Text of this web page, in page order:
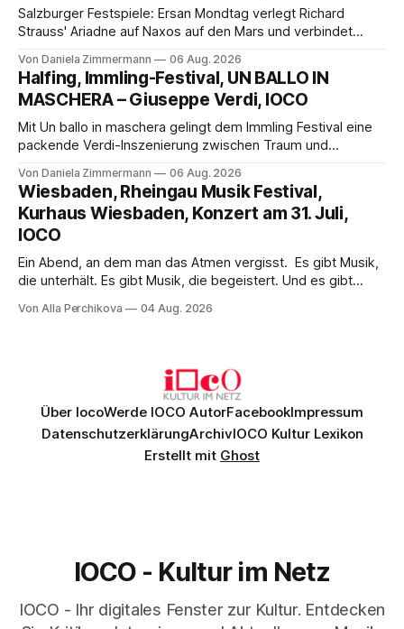
Salzburger Festspiele: Ersan Mondtag verlegt Richard
Strauss' Ariadne auf Naxos auf den Mars und verbindet
Aufführung mit starken Solisten und den Wiener
Philharmonikern, szenisch bleibt der zweite Akt jedoch
hinter den Erwartungen zurück.
Von Daniela Zimmermann 06 Aug. 2026
Halfing, Immling-Festival, UN BALLO IN
MASCHERA – Giuseppe Verdi, IOCO
Mit Un ballo in maschera gelingt dem Immling Festival eine
packende Verdi-Inszenierung zwischen Traum und
psychologische Tiefe mit starken Bildern, getragen von
einem spielfreudigen Ensemble und einer musikalisch
überzeugenden Gesamtleistung.
Von Daniela Zimmermann 06 Aug. 2026
Wiesbaden, Rheingau Musik Festival,
Kurhaus Wiesbaden, Konzert am 31. Juli,
IOCO
Ein Abend, an dem man das Atmen vergisst. Es gibt Musik,
die unterhält. Es gibt Musik, die begeistert. Und es gibt
Genau so war der Abend im Kurhaus Wiesbaden, an dem
Von Alla Perchikova 04 Aug. 2026
Über IocoWerde IOCO AutorFacebookImpressum
DatenschutzerklärungArchivIOCO Kultur Lexikon
Erstellt mit Ghost
IOCO - Kultur im Netz
IOCO - Ihr digitales Fenster zur Kultur. Entdecken